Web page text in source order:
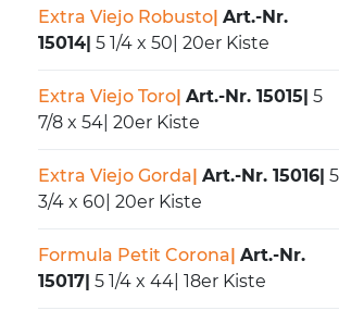
Extra Viejo Robusto Art.-Nr.
15014 5 1/4 x 50 20er Kiste
Extra Viejo Toro Art.-Nr. 15015 5
7/8 x 54 20er Kiste
Extra Viejo Gorda Art.-Nr. 15016 5
3/4 x 60 20er Kiste
Formula Petit Corona Art.-Nr.
15017 5 1/4 x 44 18er Kiste